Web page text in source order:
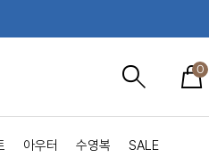
0
아우터 수영복 SALE